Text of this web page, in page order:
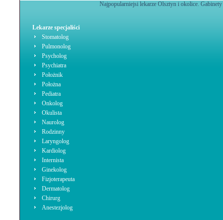
Najpopularniejsi lekarze Olsztyn i okolice.
Lekarze specjaliści
Stomatolog
Pulmonolog
Psycholog
Psychiatra
Położnik
Położna
Pediatra
Onkolog
Okulista
Naurolog
Rodzinny
Laryngolog
Kardiolog
Internista
Ginekolog
Fizjoterapeuta
Dermatolog
Chirurg
Anestezjolog